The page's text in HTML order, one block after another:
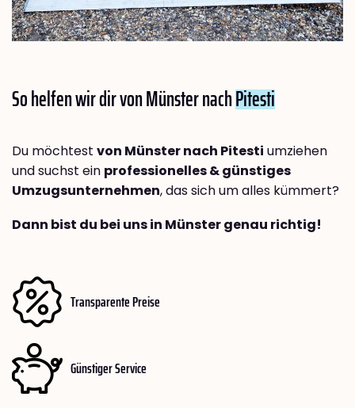
So helfen wir dir von Münster nachPitesti
Du möchtest von Münster nach Pitesti umziehen
und suchst ein professionelles & günstiges
Umzugsunternehmen, das sich um alles kümmert?
Dann bist du bei uns in Münster genau richtig!
Transparente Preise
Günstiger Service